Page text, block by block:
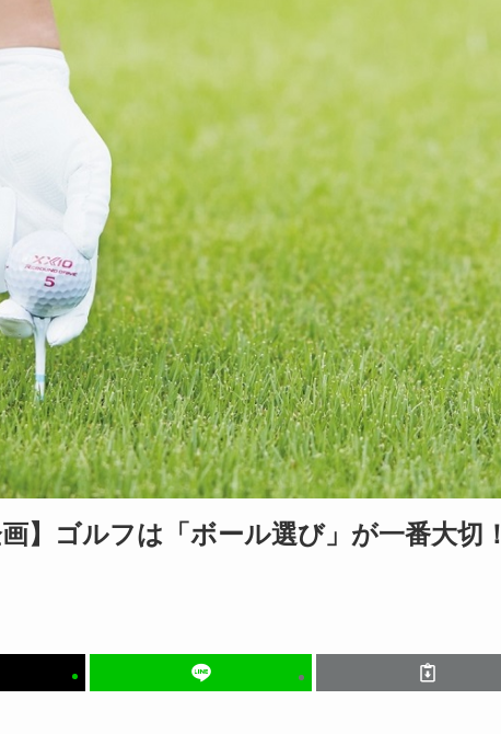
】ゴルフは「ボール選び」が一番大切！